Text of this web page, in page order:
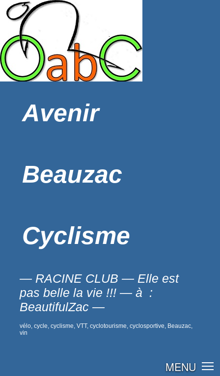
Avenir
Beauzac
Cyclisme
— RACINE CLUB — Elle est
pas belle la vie !!! — à :
BeautifulZac —
vélo, cycle, cyclisme, VTT, cyclotourisme, cyclosportive, Beauzac,
vin
MENU